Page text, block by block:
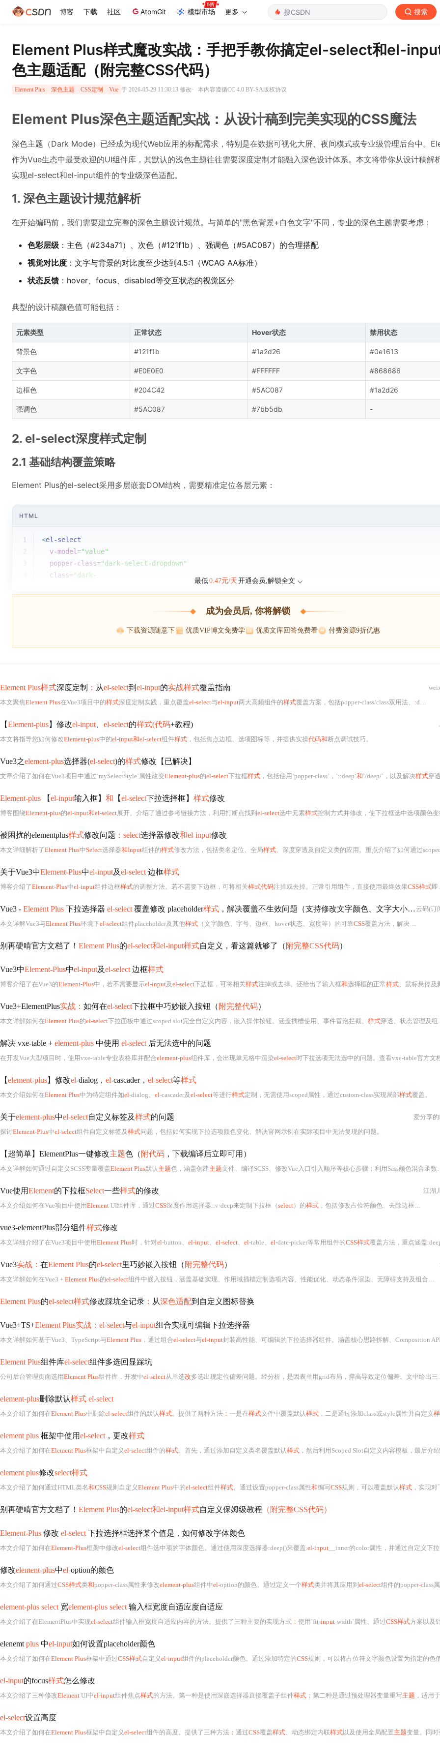
博客 下载 社区 AtomGit 模型市场 更多 搜索
Element Plus样式魔改实战：手把手教你搞定el-select和el-
色主题适配（附完整CSS代码）
Element Plus 深色主题 CSS定制 Vue 于 2026-05-29 11:30:13 修改· 本内容遵循CC 4.0 BY-SA版权协议
Element Plus深色主题适配实战：从设计稿到完美实现的CSS魔法
深色主题（Dark Mode）已经成为现代Web应用的标配需求，特别是在数据可视化大屏、夜间模式或专业级管理后台中。
作为Vue生态中最受欢迎的UI组件库，其默认的浅色主题往往需要深度定制才能融入深色设计体系。本文将带你从设计稿解
实现el-select和el-input组件的专业级深色适配。
1. 深色主题设计规范解析
在开始编码前，我们需要建立完整的深色主题设计规范。与简单的"黑色背景+白色文字"不同，专业的深色主题需要考虑：
色彩层级 ：主色（#234a71）、次色（#121f1b）、强调色（#5AC087）的合理搭配
视觉对比度 ：文字与背景的对比度至少达到4.5:1（WCAG AA标准）
状态反馈 ：hover、focus、disabled等交互状态的视觉区分
典型的设计稿颜色值可能包括：
元素类型 正常状态 Hover状态 禁用状态
背景色 #121f1b #1a2d26 #0e1613
文字色 #E0E0E0 #FFFFFF #868686
边框色 #204C42 #5AC087 #1a2d26
强调色 #5AC087 #7bb5db -
2. el-select深度样式定制
2.1 基础结构覆盖策略
Element Plus的el-select采用多层嵌套DOM结构，需要精准定位各层元素：
HTML
1 <el-select
2
v-model="value"
popper-class="dark-select-dropdown"
class="dark-
最低0.47元/天 开通会员,解锁全文
成为会员后, 你将解锁
下载资源随意下 优质VIP博文免费学 优质文库回答免费看 付费资源9折优惠
Element Plus样式深度定制 ： 从el-select到 el-input的实战样式覆盖指南
本文聚焦Element Plus在Vue3项目中的样式深度定制实践，重点覆盖el-select与el-input两大高频组件的样式覆盖方案，包括popper-class/class双用法、 :deep()穿透机制、teleported场景处理、浏览器兼容性（Chrome 72 outline、IE11 polyfill）及
【Element-plus】修改el-input el-select的样式(代码+教程)
本文将指导您如何修改Element-plus中的el-input和el-select组件样式 ，包括焦点边框、选项图标等，并提供实操代码和断点调试技巧。
Vue3之element-plus选择器(el-select)的样式修改【已解决】
文章介绍了如何在Vue3项目中通过`mySelectStyle`属性改变Element-plus的el-select下拉框样式 ，包括使用`popper-class`，`::deep`和`/deep/`，以及解决样式穿透问题的方
Element-plus 【el-input输入框】 和 【el-select下拉选择框】 样式修改
博客围绕Element-plus的el-input和el-select展开。介绍了通过参考链接方法，利用打断点找到 el-select选中元素样式控制方式并修改，使下拉框选中选项颜色变红，同时
被困扰的elementplus样式修改问题 ：select选择器修改和el-input修改
本文详细解析了Element Plus中Select选择器和Input组件的样式修改方法，包括类名定位、全局样式、深度穿透及自定义类的应用。重点介绍了如何通过
关于Vue3中Element-Plus中el-input及el-select 边框样式
博客介绍了Element-Plus中el-input组件边框样式的调整方法。若不需要下边框，可将相关样式代码注掉或去掉。正常引用组件，直接使用最终效果CSS样式即可，还展示了原始、调整后的显示效果。
Vue3 - Element Plus 下拉选择器 el-select 覆盖修改 placeholder样式 ，解决覆盖不生效问题（支持修改文字颜色、文字大小、选择器边框、hover效果、宽高等任意
本文详解Vue3与Element Plus环境下el-select组件placeholder及其他样式 （文字颜色、字号、边框、hover状态、宽度等）的可靠CSS覆盖方法，解决常见的/deep/或
云码(订
别再硬啃官方文档了！ Element Plus的el-select和el-input样式自定义，看这篇就够了（ 附完整CSS代码）
Vue3中Element-Plus中el-input及el-select 边框样式
博客介绍了在Vue3的Element-Plus中，若不需要显示el-input及el-select下边框，可将相关样式注掉或去掉。还给出了输入框和选择框的正常样式、鼠标悬停及聚焦
Vue3+ElementPlus实战： 如何在el-select下拉框中巧妙嵌入按钮（ 附完整代码）
本文详解如何在Element Plus的el-select下拉面板中通过scoped slot完全自定义内容，嵌入操作按钮。涵盖插槽使用、事件冒泡拦截、 样式穿透、状态管理及组件封装方法，并强调键盘导航、ARIA无障碍支持与虚拟滚动等性能与可访问性要点。
解决 vxe-table + element-plus 中使用 el-select 后无法选中的问题
在开发Vue大型项目时，使用vxe-table专业表格库并配合element-plus组件库，会出现单元格中渲染el-select时下拉选项无法选中的问题。查看vxe-table官方文档，安装官网扩展插件里
【element-plus】修改el-dialog， el-cascader， el-select等样式
本文介绍如何在Element Plus中为特定组件如el-dialog、 el-cascader及el-select等进行样式定制，无需使用scoped属性，通过custom-class实现局部样式覆盖。
关于element-plus中el-select自定义标签及样式的问题
探讨Element-Plus中el-select组件自定义标签及样式问题，包括如何实现下拉选项颜色变化、解决官网示例在实际项目中无法复现的问题。
爱分享的
【超简单】ElementPlus一键修改主题色（ 附代码 ，下载编译后立即可用）
本文详解如何通过自定义SCSS变量覆盖Element Plus默认 主题色，涵盖创建主题文件、编译SCSS、修改Vue入口引入顺序等核心步骤；利用Sass颜色混合函数生成5级浅色变体与
Vue使用Element的下拉框Select一些样式的修改
本文介绍如何在Vue项目中使用Element UI组件库，通过CSS深度作用选择器::v-deep来定制下拉框（select）的样式 ，包括修改占位符颜色、去除边框以及替换下拉图标。
江湖
vue3-elementPlus部分组件样式修改
本文详细介绍了在Vue3项目中使用Element Plus时，针对el-button、 el-input、 el-select、 el-table、 el-date-picker等常用组件的CSS样式覆盖方法，重点涵盖:deep()深度选择器的正确用法、表格列背景色与排序图标颜色
Vue3实战： 在Element Plus的el-select里巧妙嵌入按钮（ 附完整代码）
本文详解如何在Vue3 + Element Plus的el-select组件中嵌入按钮，涵盖基础实现、作用域插槽定制选项内容、性能优化、动态条件渲染、无障碍支持及组合式API最佳实践。重点讲解通过
Element Plus的el-select样式修改踩坑全记录 ： 从深色适配到自定义图标替换
Vue3+TS+Element Plus实战：el-select与el-input组合实现可编辑下拉选择器
本文详解如何基于Vue3、TypeScript与Element Plus ，通过组合el-select与el-input封装高性能、可编辑的下拉选择器组件。涵盖核心思路拆解、Composition API数据同步
Element Plus组件库el-select组件多选回显踩坑
公司后台管理页面选用Element Plus组件库，开发中el-select从单选改多选出现定位偏差问题。经分析，是因表单用grid布局，撑高导致定位偏差。文中给出三种解决方案，推荐使用添加collapse - tags
element-plus删除默认样式 el-select
本文介绍了如何在Element Plus中删除el-select组件的默认样式。提供了两种方法 ： 一是在样式文件中覆盖默认样式 ，二是通过添加class或style属性并自定义样式
element plus 框架中使用el-select ，更改样式
本文介绍了如何在Element Plus框架中自定义el-select组件的样式。首先，通过添加自定义类名覆盖默认样式 ，然后利用Scoped Slot自定义内容模板，最后介绍了如何引入并
element plus修改select样式
本文介绍了如何通过HTML类名和CSS规则自定义Element Plus中的el-select组件样式。通过设置popper-class属性和编写CSS规则，可以覆盖默认样式 ，实现对下
别再硬啃官方文档了！ Element Plus的el-select和el-input样式自定义保姆级教程 （附完整CSS代码）
Element-Plus 修改 el-select 下拉选择框选择某个值是，如何修改字体颜色
本文介绍了如何在Element-Plus框架中修改el-select组件选中项的字体颜色。通过使用深度选择器:deep()来覆盖.el-input __inner的color属性，并通过自定义下拉项的
修改element-plus中el-option的颜色
本文介绍了如何通过CSS样式类和popper-class属性来修改element-plus组件中el-option的颜色。通过定义一个样式类并将其应用到 el-select组件的popper-class属性上，可以实现对下拉选项
element-plus select 宽element-plus select 输入框宽度自适应度自适应
本文介绍了在ElementPlus中实现el-select组件输入框宽度自适应内容的方法。提供了三种主要的实现方式 ： 使用`fit-input-width`属性、通过CSS样式方案以及针对行内表单的特殊处理。详细说明了每
elenemt plus 中el-input如何设置placeholder颜色
本文介绍了如何在Element Plus框架中通过CSS样式自定义el-input组件的placeholder颜色。通过添加特定的CSS规则，可以将占位符文字颜色设置为指定的色值。
el-input的focus样式怎么修改
本文介绍了三种修改Element UI中el-input组件焦点样式的方法。第一种是使用深嵌选择器直接覆盖子组件样式 ；第二种是通过预处理器变量重写主题 ，适用于
el-select设置高度
本文介绍了如何在Element Plus框架中自定义el-select组件的高度。提供了三种方法 ： 通过CSS覆盖样式、动态绑定内联样式以及使用全局配置主题变量。同时强调了在修改高度时需要注意的事项